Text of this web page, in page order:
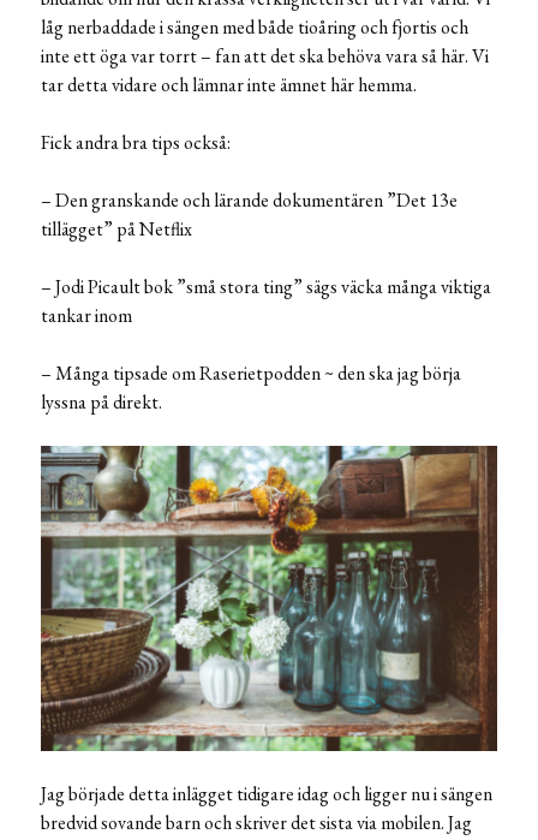
låg nerbaddade i sängen med både tioåring och fjortis och
inte ett öga var torrt – fan att det ska behöva vara så här. Vi
tar detta vidare och lämnar inte ämnet här hemma.
Fick andra bra tips också:
– Den granskande och lärande dokumentären ”Det 13e
tillägget” på Netflix
– Jodi Picault bok ”små stora ting” sägs väcka många viktiga
tankar inom
– Många tipsade om Raserietpodden ~ den ska jag börja
lyssna på direkt.
Jag började detta inlägget tidigare idag och ligger nu i sängen
bredvid sovande barn och skriver det sista via mobilen. Jag